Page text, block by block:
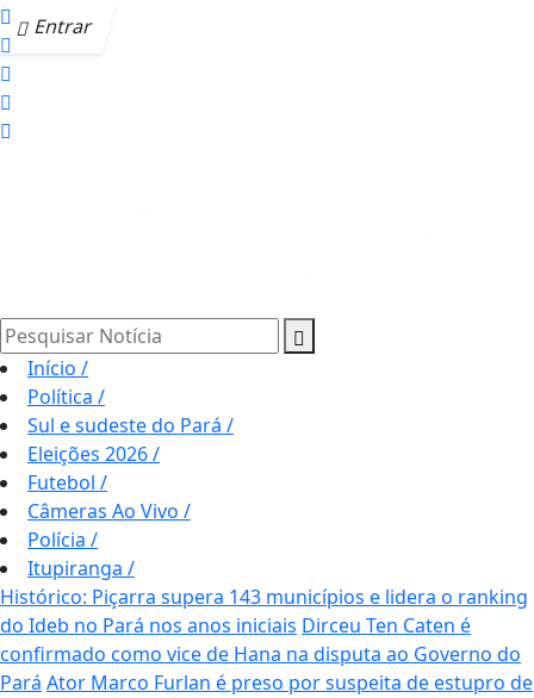
Entrar
Pesquisar Notícia
Início /
Política /
Sul e sudeste do Pará /
Eleições 2026/
Futebol /
Câmeras Ao Vivo /
Polícia /
Itupiranga /
Histórico: Piçarra supera 143 municípios e lidera o ranking
do Ideb no Pará nos anos iniciais Dirceu Ten Caten é
confirmado como vice de Hana na disputa ao Governo do
Pará Ator Marco Furlan é preso por suspeita de estupro de